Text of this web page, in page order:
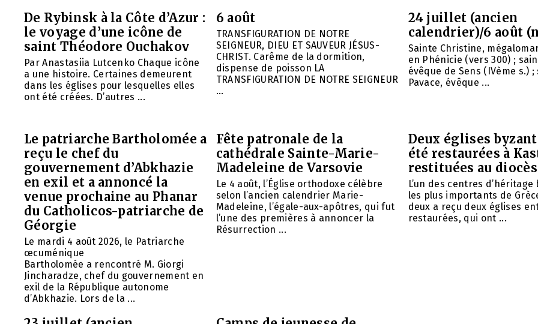
De Rybinsk à la Côte d’Azur :
le voyage d’une icône de
saint Théodore Ouchakov
Par Anastasiia Lutcenko Chaque icône
a une histoire. Certaines demeurent
dans les églises pour lesquelles elles
ont été créées. D’autres ...
6 août
TRANSFIGURATION DE NOTRE
SEIGNEUR, DIEU ET SAUVEUR JÉSUS-
CHRIST. Carême de la dormition,
dispense de poisson LA
TRANSFIGURATION DE NOTRE SEIGNEUR
...
24 juillet (ancien
calendrier)/6 août
Sainte Christine,
en Phénicie (vers 300) ;
évêque de Sens (IVème s.)
Pavace, évêque ...
Le patriarche Bartholomée a
reçu le chef du
gouvernement d’Abkhazie
en exil et a annoncé la
venue prochaine au Phanar
du Catholicos-patriarche de
Géorgie
Le mardi 4 août 2026, le Patriarche
œcuménique
Bartholomée a rencontré M. Giorgi
Jincharadze, chef du gouvernement en
exil de la République autonome
d’Abkhazie. Lors de la ...
Fête patronale de la
cathédrale Sainte-Marie-
Madeleine de Varsovie
Le 4 août, l’Église orthodoxe célèbre
selon l’ancien calendrier Marie-
Madeleine, l’égale-aux-apôtres, qui fut
l’une des premières à annoncer la
Résurrection ...
Deux églises
été restaurées à
restituées au
L’un des centres
les plus importants de
deux a reçu deux églises
restaurées, qui ont ...